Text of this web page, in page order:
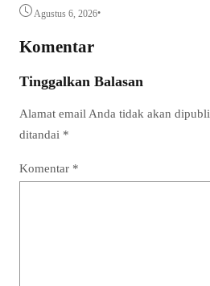
Agustus 6, 2026•
Komentar
Tinggalkan Balasan
Alamat email Anda tidak akan
ditandai *
Komentar *